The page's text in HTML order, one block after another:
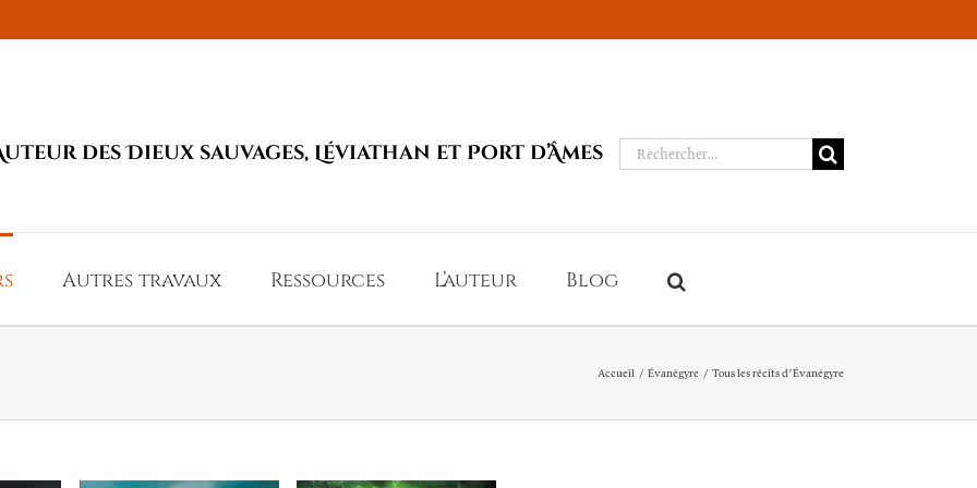
des Dieux sauvages, Léviathan et Port d’Âmes Rechercher:
Autres travaux Ressources L’auteur Blog
Accueil Évanégyre Tous les récits d’Évanégyre